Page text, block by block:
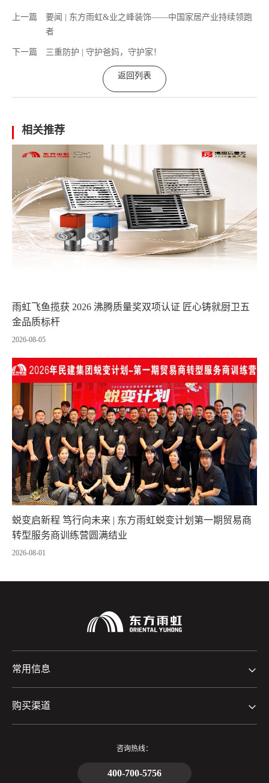
上一篇
要闻 | 东方雨虹&业之峰装饰——中国家居产业持续领跑
者
下一篇 三重防护 | 守护爸妈，守护家！
返回列表
相关推荐
雨虹飞鱼揽获 2026 沸腾质量奖双项认证 匠心铸就厨卫五
金品质标杆
2026-08-05
蜕变启新程 笃行向未来 | 东方雨虹蜕变计划第一期贸易商
转型服务商训练营圆满结业
2026-08-01
常用信息
购买渠道
咨询热线：
400-700-5756